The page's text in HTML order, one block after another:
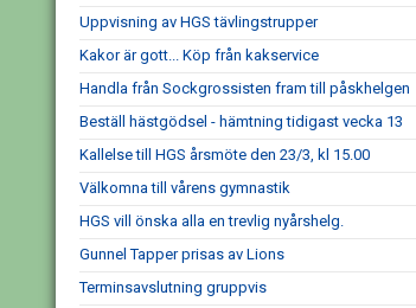
Uppvisning av HGS tävlingstrupper
Kakor är gott... Köp från kakservice
Handla från Sockgrossisten fram till påskhelgen
Beställ hästgödsel - hämtning tidigast vecka 13
Kallelse till HGS årsmöte den 23/3, kl 15.00
Välkomna till vårens gymnastik
HGS vill önska alla en trevlig nyårshelg.
Gunnel Tapper prisas av Lions
Terminsavslutning gruppvis